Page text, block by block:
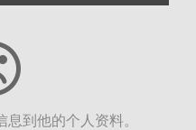
到他的个人资料。